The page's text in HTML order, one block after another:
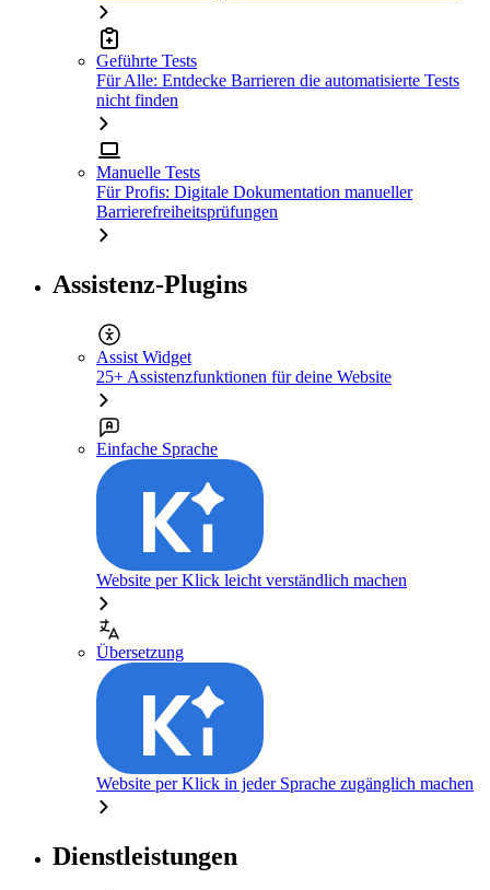
Geführte Tests
Für Alle: Entdecke Barrieren die automatisierte Tests
nicht finden
Manuelle Tests
Für Profis: Digitale Dokumentation manueller
Barrierefreiheitsprüfungen
Assistenz-Plugins
Assist Widget
25+ Assistenzfunktionen für deine Website
Einfache Sprache
Website per Klick leicht verständlich machen
Übersetzung
Website per Klick in jeder Sprache zugänglich machen
Dienstleistungen